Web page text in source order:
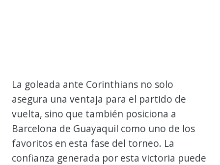
La goleada ante Corinthians no solo
asegura una ventaja para el partido de
vuelta, sino que también posiciona a
Barcelona de Guayaquil como uno de los
favoritos en esta fase del torneo. La
confianza generada por esta victoria puede